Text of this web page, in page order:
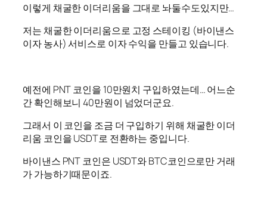
이렇게 채굴한 이더리움을 그대로 놔둘수도있지만…
저는 채굴한 이더리움으로 고정 스테이킹 (바이낸스
이자 농사) 서비스로 이자 수익을 만들고 있습니다.
예전에 PNT 코인을 10만원치 구입하였는데… 어느순
간 확인해보니 40만원이 넘었더군요.
그래서 이 코인을 조금 더 구입하기 위해 채굴한 이더
리움 코인을 USDT로 전환하는 중입니다.
바이낸스 PNT 코인은 USDT와 BTC코인으로만 거래
가 가능하기때문이죠.